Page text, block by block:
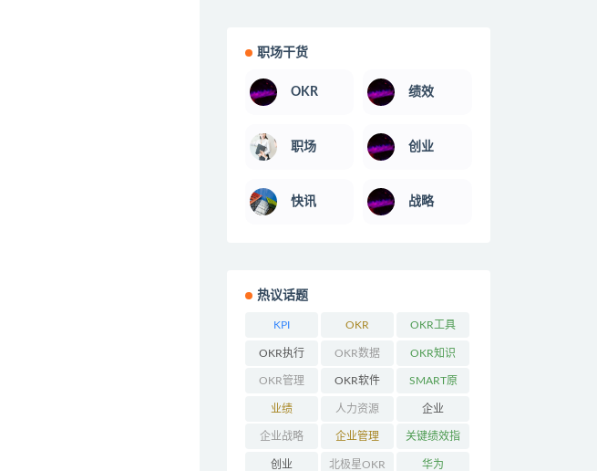
职场干货
OKR 绩效
职场 创业
快讯 战略
热议话题
KPI OKR OKR工具
OKR执行 OKR数据 OKR知识
OKR管理 OKR软件 SMART原
则
业绩 人力资源 企业
企业战略 企业管理 关键绩效指
标
创业 北极星OKR 华为